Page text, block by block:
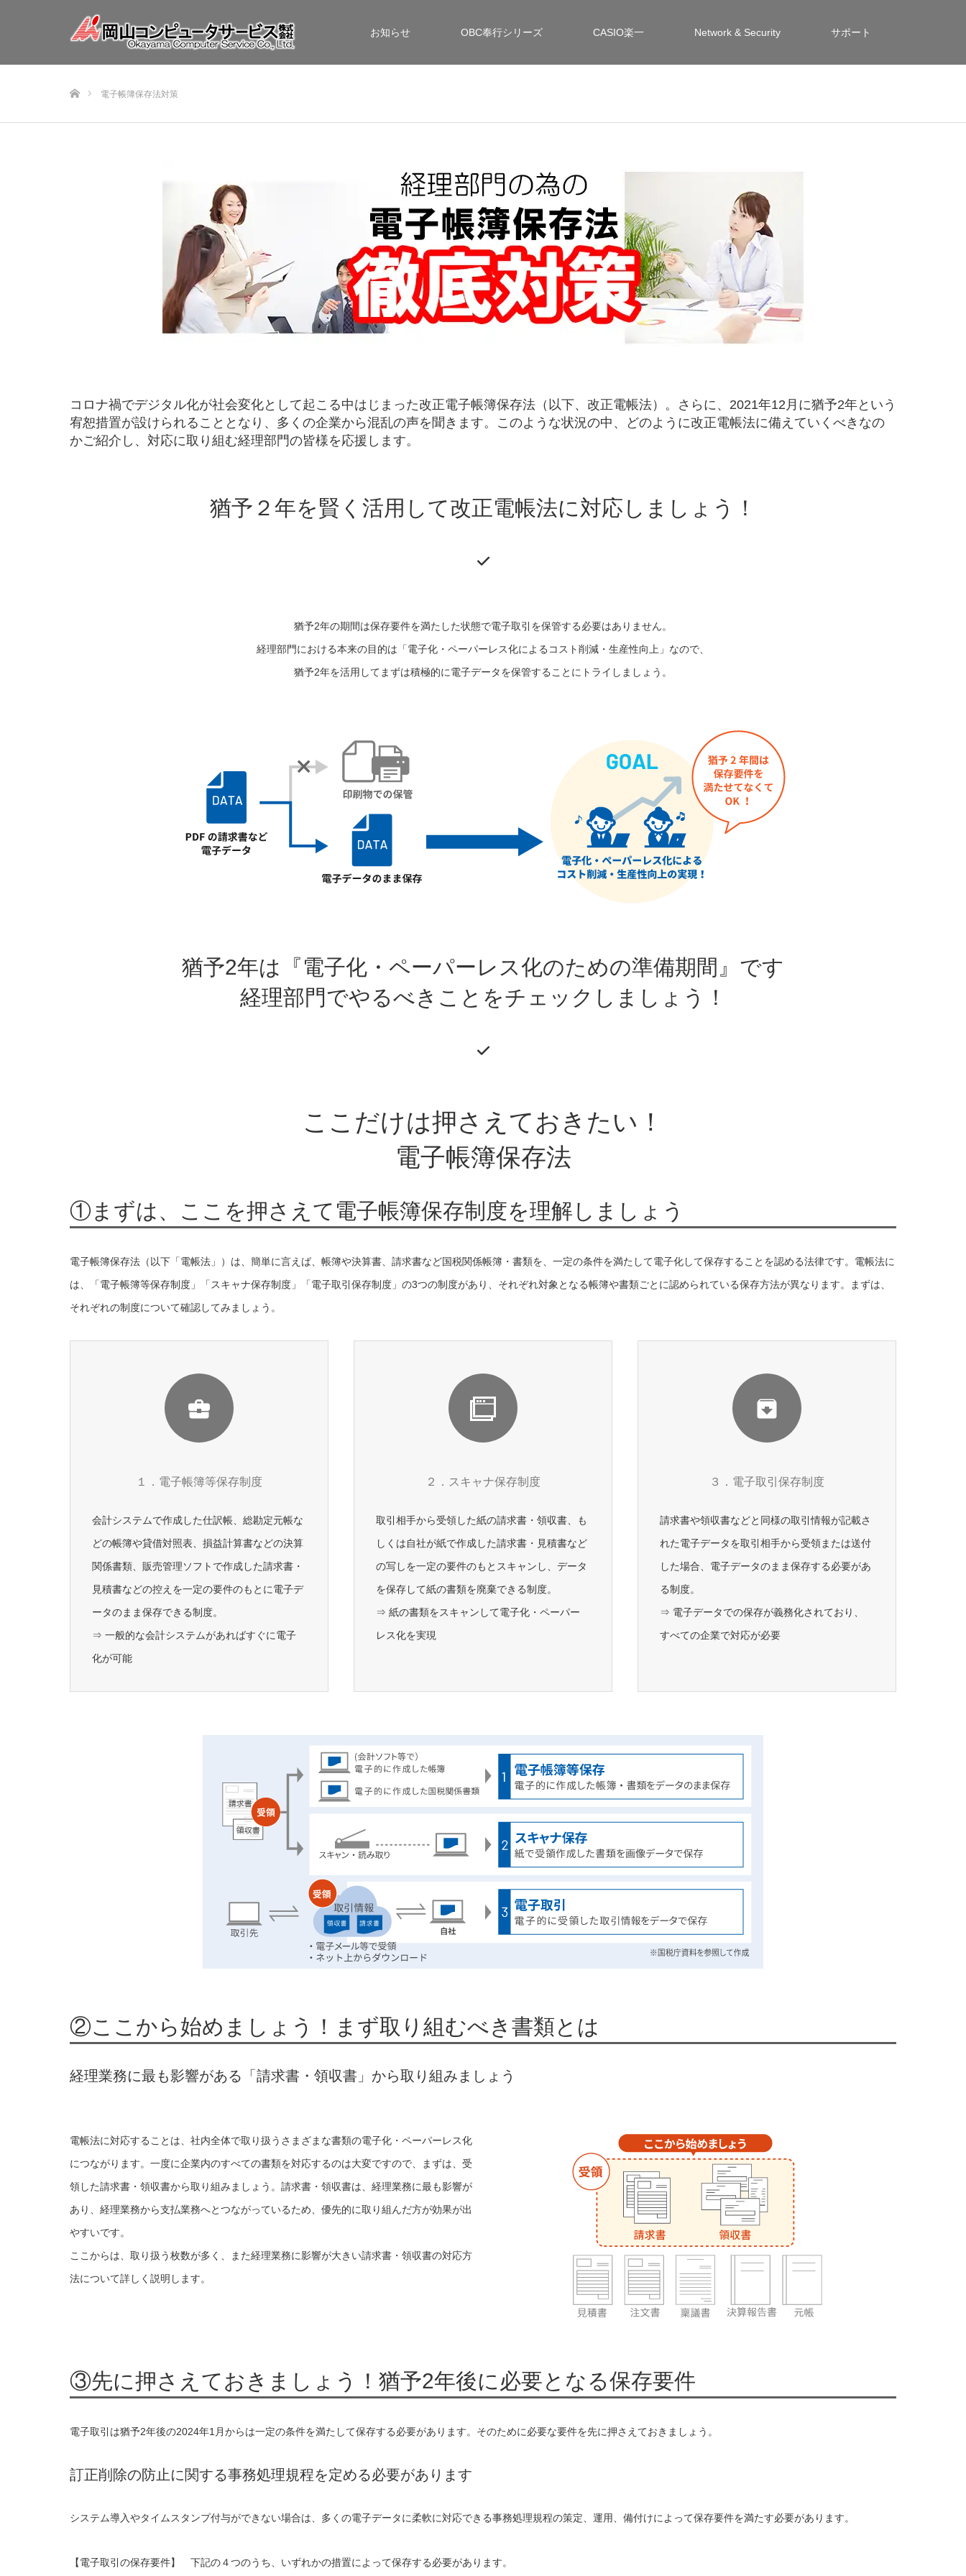
お知らせ OBC奉行シリーズ CASIO楽一 Network & Security サポート
電子帳簿保存法対策
コロナ禍でデジタル化が社会変化として起こる中はじまった改正電子帳簿保存法（以下、改正電帳法）。さらに、2021年12月に猶予2年という
宥恕措置が設けられることとなり、多くの企業から混乱の声を聞きます。このような状況の中、どのように改正電帳法に備えていくべきなの
かご紹介し、対応に取り組む経理部門の皆様を応援します。
猶予２年を賢く活用して改正電帳法に対応しましょう！
猶予2年の期間は保存要件を満たした状態で電子取引を保管する必要はありません。
経理部門における本来の目的は「電子化・ペーパーレス化によるコスト削減・生産性向上」なので、
猶予2年を活用してまずは積極的に電子データを保管することにトライしましょう。
猶予2年は『電子化・ペーパーレス化のための準備期間』です
経理部門でやるべきことをチェックしましょう！
ここだけは押さえておきたい！
電子帳簿保存法
①まずは、ここを押さえて電子帳簿保存制度を理解しましょう
電子帳簿保存法（以下「電帳法」）は、簡単に言えば、帳簿や決算書、請求書など国税関係帳簿・書類を、一定の条件を満たして電子化して保存することを認める法律です。電帳法に
は、「電子帳簿等保存制度」「スキャナ保存制度」「電子取引保存制度」の3つの制度があり、それぞれ対象となる帳簿や書類ごとに認められている保存方法が異なります。まずは、
それぞれの制度について確認してみましょう。
１．電子帳簿等保存制度
会計システムで作成した仕訳帳、総勘定元帳な
どの帳簿や貸借対照表、損益計算書などの決算
関係書類、販売管理ソフトで作成した請求書・
見積書などの控えを一定の要件のもとに電子デ
ータのまま保存できる制度。
⇒ 一般的な会計システムがあればすぐに電子
化が可能
２．スキャナ保存制度
取引相手から受領した紙の請求書・領収書、も
しくは自社が紙で作成した請求書・見積書など
の写しを一定の要件のもとスキャンし、データ
を保存して紙の書類を廃棄できる制度。
⇒ 紙の書類をスキャンして電子化・ペーパー
レス化を実現
３．電子取引保存制度
請求書や領収書などと同様の取引情報が記載さ
れた電子データを取引相手から受領または送付
した場合、電子データのまま保存する必要があ
る制度。
⇒ 電子データでの保存が義務化されており、
すべての企業で対応が必要
②ここから始めましょう！まず取り組むべき書類とは
経理業務に最も影響がある「請求書・領収書」から取り組みましょう
電帳法に対応することは、社内全体で取り扱うさまざまな書類の電子化・ペーパーレス化
につながります。一度に企業内のすべての書類を対応するのは大変ですので、まずは、受
領した請求書・領収書から取り組みましょう。請求書・領収書は、経理業務に最も影響が
あり、経理業務から支払業務へとつながっているため、優先的に取り組んだ方が効果が出
やすいです。
ここからは、取り扱う枚数が多く、また経理業務に影響が大きい請求書・領収書の対応方
法について詳しく説明します。
③先に押さえておきましょう！猶予2年後に必要となる保存要件
電子取引は猶予2年後の2024年1月からは一定の条件を満たして保存する必要があります。そのために必要な要件を先に押さえておきましょう。
訂正削除の防止に関する事務処理規程を定める必要があります
システム導入やタイムスタンプ付与ができない場合は、多くの電子データに柔軟に対応できる事務処理規程の策定、運用、備付けによって保存要件を満たす必要があります。
【電子取引の保存要件】 下記の４つのうち、いずれかの措置によって保存する必要があります。